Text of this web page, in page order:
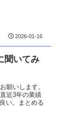
2026-01-16
聞いてみ
願いします。
近3年の業績
い。まとめる